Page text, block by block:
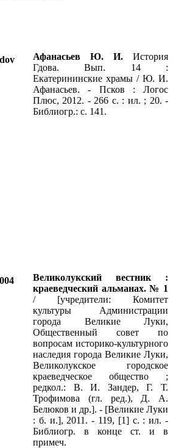
Афанасьев Ю. И. История
Гдова. Вып. 14 :
Екатерининские храмы / Ю. И.
Афанасьев. - Псков : Логос
Плюс, 2012. - 266 с. : ил. ; 20. -
Библиогр.: с. 141.
Великолукский вестник :
краеведческий альманах. № 1
/ [учредители: Комитет
культуры Администрации
города Великие Луки,
Общественный совет по
вопросам историко-культурного
наследия города Великие Луки,
Великолукское городское
краеведческое общество ;
редкол.: В. И. Зандер, Г. Т.
Трофимова (гл. ред.), Д. А.
Белюков и др.]. - [Великие Луки
: б. и.], 2011. - 119, [1] с. : ил. -
Библиогр. в конце ст. и в
примеч.